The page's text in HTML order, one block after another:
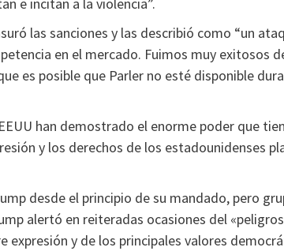
e incitan a la violencia”.
las sanciones y las describió como “un
en el mercado. Fuimos muy exitosos
es posible que Parler no esté disponible
han demostrado el enorme poder que
y los derechos de los estadounidenses
desde el principio de su mandado, pero
alertó en reiteradas ocasiones del
y de los principales valores